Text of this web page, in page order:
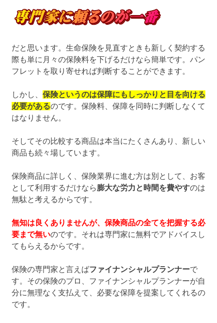
だと思います。生命保険を見直すときも新しく契約する
際も単に月々の保険料を下げるだけなら簡単です。パン
フレットを取り寄せれば判断することができます。
しかし、 保険というのは保障にもしっかりと目を向ける
必要があるのです。保険料、保障を同時に判断しなくて
はなりません。
そしてその比較する商品は本当にたくさんあり、新しい
商品も続々場しています。
保険商品に詳しく、保険業界に進む方は別として、お客
として利用するだけなら膨大な労力と時間を費やすのは
無駄と考えるからです。
無知は良くありませんが、保険商品の全てを把握する必
要まで無いのです。それは専門家に無料でアドバイスし
てもらえるからです。
保険の専門家と言えばファイナンシャルプランナーで
す。その保険のプロ、ファイナンシャルプランナーが自
分に無理なく支払えて、必要な保障を提案してくれるの
です。